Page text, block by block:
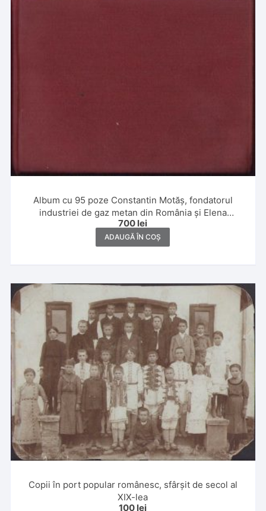
Album cu 95 poze Constantin Motăș, fondatorul
industriei de gaz metan din România și Elena
Motăș,1926-1930, Sinaia, Călimănești, Breaza, Poiana
Brașov, Nămăești, Sibiu, Moreni
700 lei
ADAUGĂ ÎN COȘ
Copii în port popular românesc, sfârșit de secol al
XIX-lea
100 lei